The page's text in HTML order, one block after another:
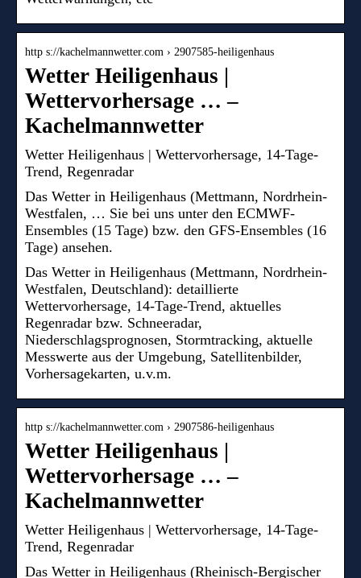
http s://kachelmannwetter.com › 2907585-heiligenhaus
Wetter Heiligenhaus |
Wettervorhersage … –
Kachelmannwetter
Wetter Heiligenhaus | Wettervorhersage, 14-Tage-
Trend, Regenradar
Das Wetter in Heiligenhaus (Mettmann, Nordrhein-
Westfalen, … Sie bei uns unter den ECMWF-
Ensembles (15 Tage) bzw. den GFS-Ensembles (16
Tage) ansehen.
Das Wetter in Heiligenhaus (Mettmann, Nordrhein-
Westfalen, Deutschland): detaillierte
Wettervorhersage, 14-Tage-Trend, aktuelles
Regenradar bzw. Schneeradar,
Niederschlagsprognosen, Stormtracking, aktuelle
Messwerte aus der Umgebung, Satellitenbilder,
Vorhersagekarten, u.v.m.
http s://kachelmannwetter.com › 2907586-heiligenhaus
Wetter Heiligenhaus |
Wettervorhersage … –
Kachelmannwetter
Wetter Heiligenhaus | Wettervorhersage, 14-Tage-
Trend, Regenradar
Das Wetter in Heiligenhaus (Rheinisch-Bergischer